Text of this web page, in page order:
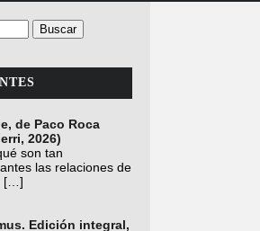
de Paco Roca
2026)
son tan
las relaciones de
[…]
Edición integral,